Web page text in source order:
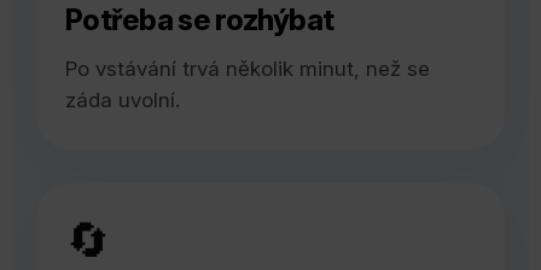
Potřeba se rozhýbat
Po vstávání trvá několik minut, než se
záda uvolní.
🔄